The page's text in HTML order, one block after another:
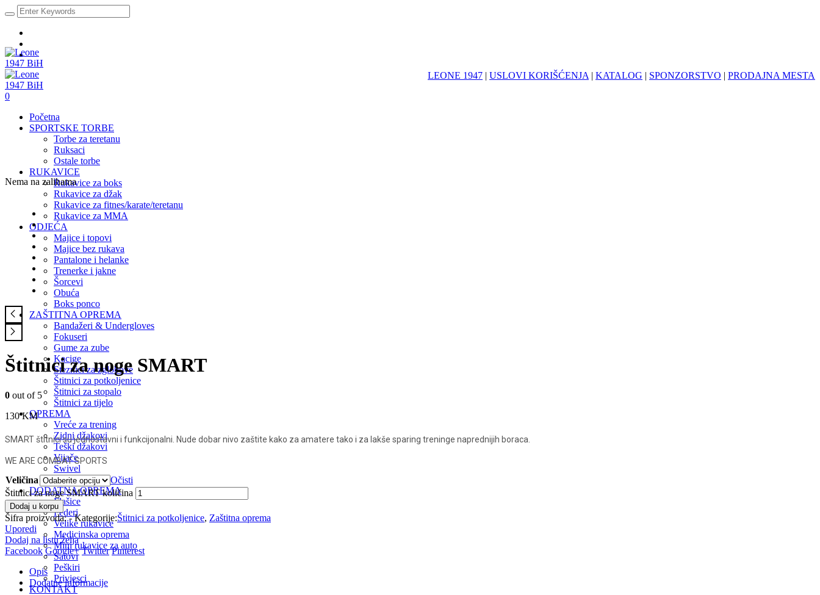
LEONE 1947 | USLOVI KORIŠĆENJA | KATALOG | SPONZORSTVO | PRODAJNA MESTA
0
Početna
SPORTSKE TORBE
Torbe za teretanu
Ruksaci
Ostale torbe
RUKAVICE
Rukavice za boks
Rukavice za džak
Rukavice za fitnes/karate/teretanu
Rukavice za MMA
ODJEĆA
Majice i topovi
Majice bez rukava
Pantalone i helanke
Trenerke i jakne
Šorcevi
Obuća
Boks ponco
ZAŠTITNA OPREMA
Bandažeri & Undergloves
Fokuseri
Gume za zube
Kacige
Steznici za zglobove
Štitnici za potkoljenice
Štitnici za stopalo
Štitnici za tijelo
OPREMA
Vreće za trening
Zidni džakovi
Teški džakovi
Vijače
Swivel
Lopte
DODATNA OPREMA
Flašice
Federi
Velike rukavice
Medicinska oprema
Mini rukavice za auto
Satovi
Peškiri
Privjesci
KONTAKT
Nema na zalihama
Štitnici za noge SMART
0 out of 5
130 KM
SMART štitnici su jednostavni i funkcijonalni. Nude dobar nivo zaštite kako za amatere tako i za lakše sparing treninge naprednijih boraca.
WE ARE COMBAT SPORTS
Veličina
Očisti
Štitnici za noge SMART količina
Dodaj u korpu
Šifra proizvoda:- Kategorije:Štitnici za potkoljenice, Zaštitna oprema
Uporedi
Dodaj na listu želja
Facebook Google+ Twitter Pinterest
Opis
Dodatne informacije